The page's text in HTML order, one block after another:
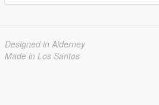
Designed in Alderney
Made in Los Santos